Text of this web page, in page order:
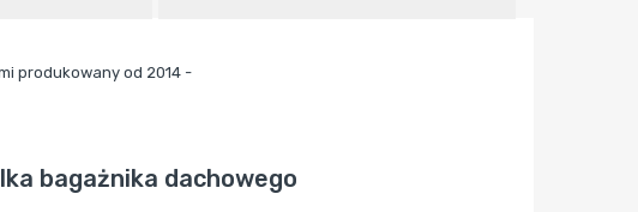
produkowany od 2014 -
bagażnika dachowego